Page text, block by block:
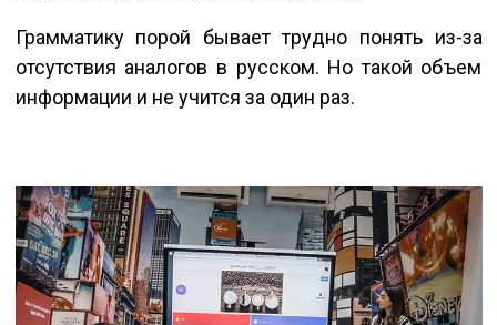
Грамматику порой бывает трудно понять из-за
отсутствия аналогов в русском. Но такой объем
информации и не учится за один раз.